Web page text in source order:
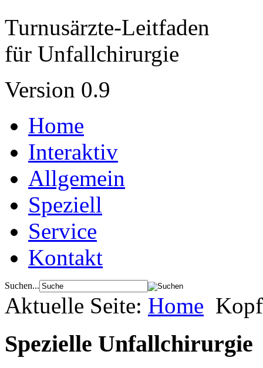
Turnusärzte-Leitfaden
für Unfallchirurgie
Version 0.9
Home
Interaktiv
Allgemein
Speziell
Service
Kontakt
Suchen...
Aktuelle Seite: Home Kopf
Spezielle Unfallchirurgie